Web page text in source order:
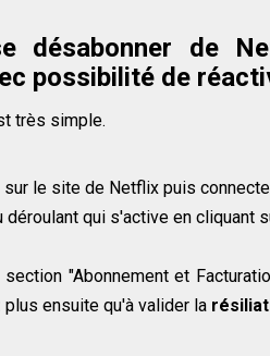
désabonner de
possibilité de
très simple.
sur le site de Netflix puis
déroulant qui s'active en cliquant
section "Abonnement et
plus ensuite qu'à valider la